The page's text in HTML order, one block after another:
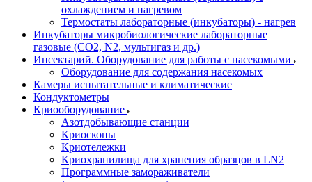
охлаждением и нагревом
Термостаты лабораторные (инкубаторы) - нагрев
Инкубаторы микробиологические лабораторные
газовые (CO2, N2, мультигаз и др.)
Инсектарий. Оборудование для работы с насекомыми
Оборудование для содержания насекомых
Камеры испытательные и климатические
Кондуктометры
Криооборудование
Азотдобывающие станции
Криоскопы
Криотележки
Криохранилища для хранения образцов в LN2
Программные замораживатели